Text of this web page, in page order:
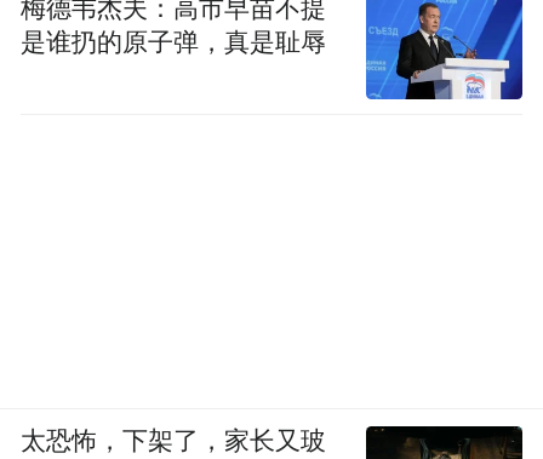
梅德韦杰夫：高市早苗不提
是谁扔的原子弹，真是耻辱
太恐怖，下架了，家长又玻